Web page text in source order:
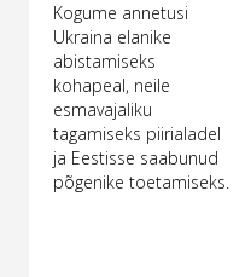
Kogume annetusi
Ukraina elanike
abistamiseks
kohapeal, neile
esmavajaliku
tagamiseks piirialadel
ja Eestisse saabunud
põgenike toetamiseks.